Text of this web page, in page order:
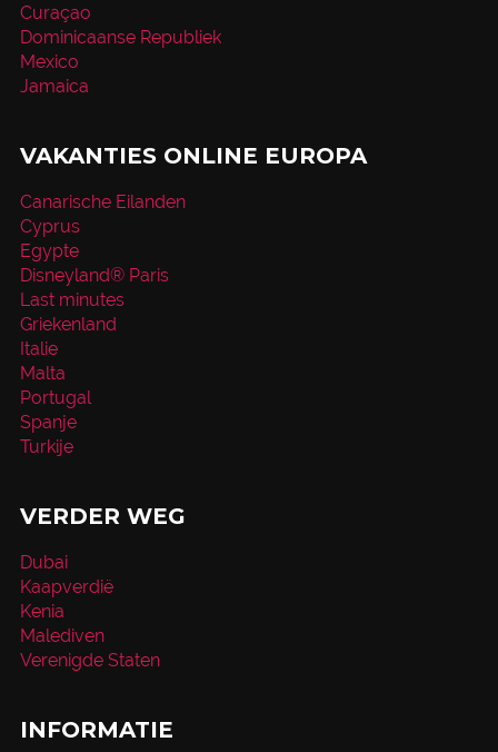
Curaçao
Dominicaanse Republiek
Mexico
Jamaica
VAKANTIES ONLINE EUROPA
Canarische Eilanden
Cyprus
Egypte
Disneyland® Paris
Last minutes
Griekenland
Italie
Malta
Portugal
Spanje
Turkije
VERDER WEG
Dubai
Kaapverdië
Kenia
Malediven
Verenigde Staten
INFORMATIE